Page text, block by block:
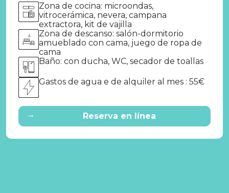
Zona de cocina: microondas,
vitrocerámica, nevera, campana
extractora, kit de vajilla
Zona de descanso: salón-dormitorio
amueblado con cama, juego de ropa de
cama
Baño: con ducha, WC, secador de toallas
Gastos de agua e de alquiler al mes : 55€
→ Reserva en línea